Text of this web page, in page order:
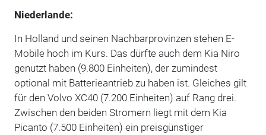
Niederlande:
In Holland und seinen Nachbarprovinzen stehen E-
Mobile hoch im Kurs. Das dürfte auch dem Kia Niro
genutzt haben (9.800 Einheiten), der zumindest
optional mit Batterieantrieb zu haben ist. Gleiches gilt
für den Volvo XC40 (7.200 Einheiten) auf Rang drei.
Zwischen den beiden Stromern liegt mit dem Kia
Picanto (7.500 Einheiten) ein preisgünstiger